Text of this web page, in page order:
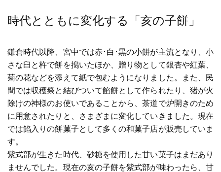
時代とともに変化する「亥の子餅」
鎌倉時代以降、宮中では赤･白･黒の小餅が主流となり、小
さな臼と杵で餅を搗いたほか、贈り物として銀杏や紅葉、
菊の花などを添えて紙で包むようになりました。また、民
間では収穫祭と結びついて餡餅として作られたり、猪が火
除けの神様のお使いであることから、茶道で炉開きのため
に用意されたりと、さまざまに変化していきました。現在
では餡入りの餅菓子として多くの和菓子店が販売していま
す。
紫式部が生きた時代、砂糖を使用した甘い菓子はまだあり
ませんでした。現在の亥の子餅を紫式部が味わったら、甘